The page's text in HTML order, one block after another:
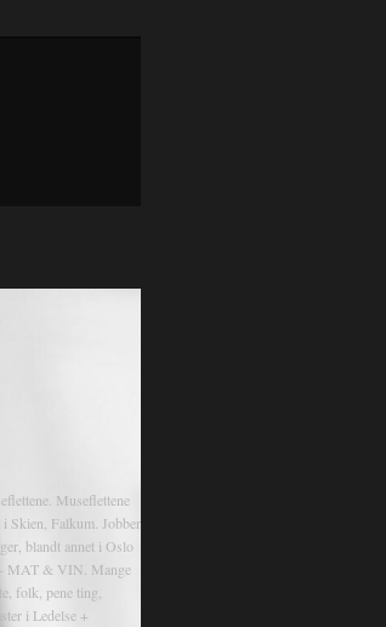
Museflettene
Skien, Falkum. Jobber
blandt annet i Oslo
- MAT & VIN. Mange
folk, pene ting,
i Ledelse +